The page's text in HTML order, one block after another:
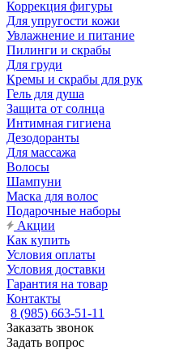
Коррекция фигуры
Для упругости кожи
Увлажнение и питание
Пилинги и скрабы
Для груди
Кремы и скрабы для рук
Гель для душа
Защита от солнца
Интимная гигиена
Дезодоранты
Для массажа
Волосы
Шампуни
Маска для волос
Подарочные наборы
Акции
Как купить
Условия оплаты
Условия доставки
Гарантия на товар
Контакты
8 (985) 663-51-11
Заказать звонок
Задать вопрос